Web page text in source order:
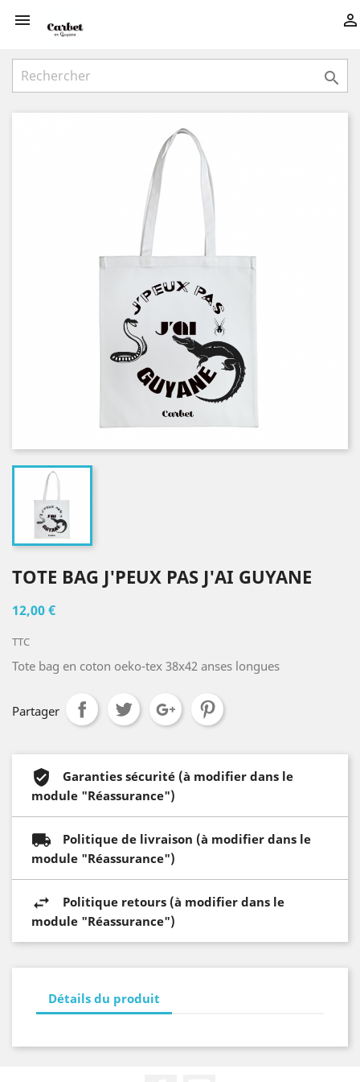
 

TOTE BAG J'PEUX PAS J'AI GUYANE
12,00 €
TTC
Tote bag en coton oeko-tex 38x42 anses longues
Partager
Garanties sécurité (à modifier dans le
module "Réassurance")
Politique de livraison (à modifier dans le
module "Réassurance")
Politique retours (à modifier dans le
module "Réassurance")
Détails du produit